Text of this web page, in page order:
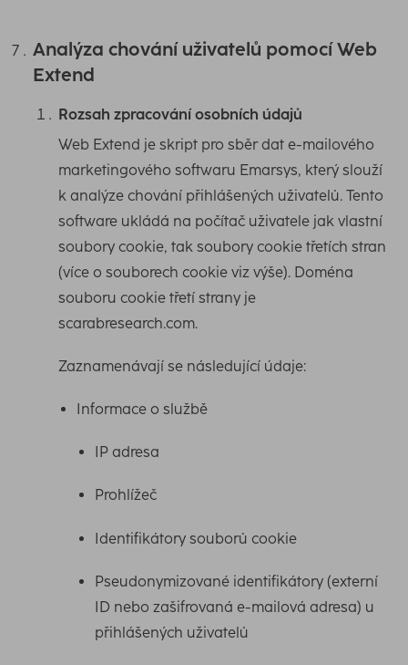
Analýza chování uživatelů pomocí Web
Extend
Rozsah zpracování osobních údajů
Web Extend je skript pro sběr dat e-mailového
marketingového softwaru Emarsys, který slouží
k analýze chování přihlášených uživatelů. Tento
software ukládá na počítač uživatele jak vlastní
soubory cookie, tak soubory cookie třetích stran
(více o souborech cookie viz výše). Doména
souboru cookie třetí strany je
scarabresearch.com.
Zaznamenávají se následující údaje:
Informace o službě
IP adresa
Prohlížeč
Identifikátory souborů cookie
Pseudonymizované identifikátory (externí
ID nebo zašifrovaná e-mailová adresa) u
přihlášených uživatelů